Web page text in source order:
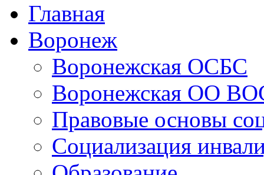
Главная
Воронеж
Воронежская ОСБС
Воронежская ОО
Правовые основы
Социализация